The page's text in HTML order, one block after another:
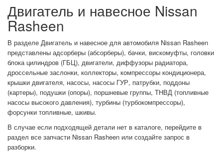
Двигатель и навесное Nissan
Rasheen
В разделе Двигатель и навесное для автомобиля Nissan Rasheen
представлены адсорберы (абсорберы), бачки, вискомуфты, головки
блока цилиндров (ГБЦ), двигатели, диффузоры радиатора,
дроссельные заслонки, коллекторы, компрессоры кондиционера,
крышки двигателя, насосы, насосы ГУР, патрубки, поддоны
(картеры), подушки (опоры), поршневые группы, ТНВД (топливные
насосы высокого давления), турбины (турбокомпрессоры),
форсунки топливные, шкивы.
В случае если подходящей детали нет в каталоге, перейдите в
раздел все запчасти Nissan Rasheen или создайте запрос в
разборки.